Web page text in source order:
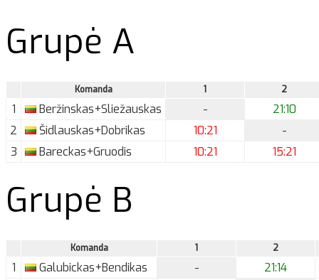
Grupė A
Komanda 1 2
1 Beržinskas+Sliežauskas -
21:10
2
Šidlauskas+Dobrikas 10:21
-
3
Bareckas+Gruodis 10:21 15:21
Grupė B
Komanda 1 2
1 Galubickas+Bendikas -
21:14